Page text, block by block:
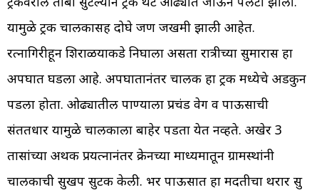
यामुळे ट्रक चालकासह दोघे जण जखमी झाली आहेत.
रत्नागिरीहून शिराळयाकडे निघाला असता रात्रीच्या सुमारास हा
अपघात घडला आहे. अपघातानंतर चालक हा ट्रक मध्येचे अडकुन
पडला होता. ओढ्यातील पाण्याला प्रचंड वेग व पाऊसाची
संततधार यामुळे चालकाला बाहेर पडता येत नव्हते. अखेर 3
तासांच्या अथक प्रयत्नानंतर क्रेनच्या माध्यमातून ग्रामस्थांनी
चालकाची सुखरूप सुटक केली. भर पाऊसात हा मदतीचा थरार सुरू